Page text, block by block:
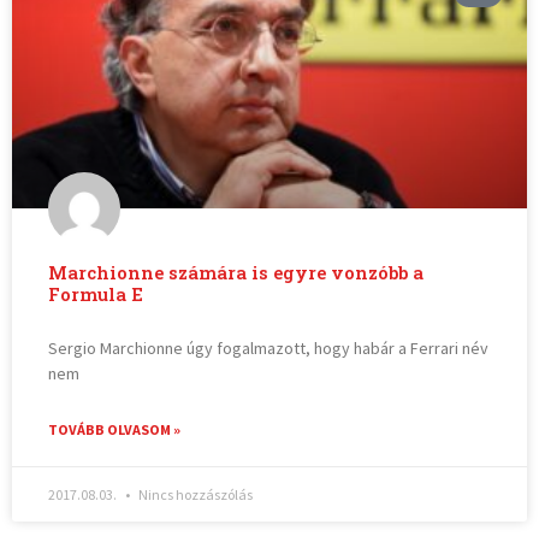
Marchionne számára is egyre vonzóbb a
Formula E
Sergio Marchionne úgy fogalmazott, hogy habár a Ferrari név
nem
TOVÁBB OLVASOM »
2017.08.03. Nincs hozzászólás